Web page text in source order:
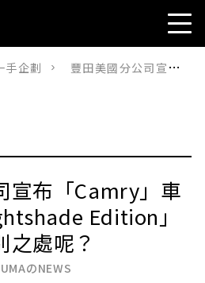
手企劃 豐田美國分公司宣布「Camry」車系中新增「Nightshade Edition」究竟有什麼特別之處呢？
宣布「Camry」車
Edition」
之處呢？
のNEWS